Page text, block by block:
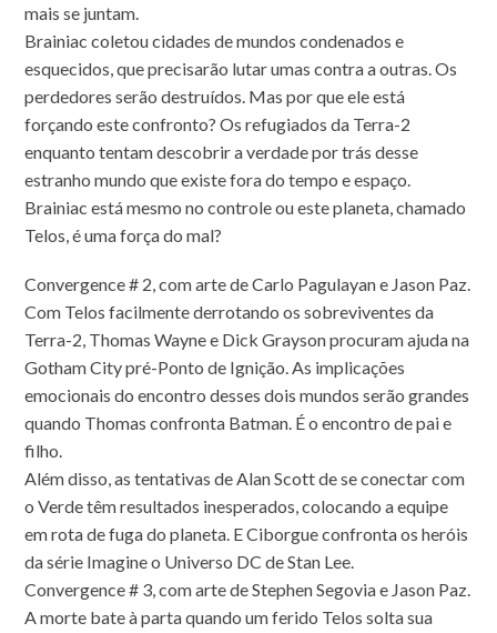
mais se juntam.
Brainiac coletou cidades de mundos condenados e
esquecidos, que precisarão lutar umas contra a outras. Os
perdedores serão destruídos. Mas por que ele está
forçando este confronto? Os refugiados da Terra-2
enquanto tentam descobrir a verdade por trás desse
estranho mundo que existe fora do tempo e espaço.
Brainiac está mesmo no controle ou este planeta, chamado
Telos, é uma força do mal?
Convergence # 2, com arte de Carlo Pagulayan e Jason Paz.
Com Telos facilmente derrotando os sobreviventes da
Terra-2, Thomas Wayne e Dick Grayson procuram ajuda na
Gotham City pré-Ponto de Ignição. As implicações
emocionais do encontro desses dois mundos serão grandes
quando Thomas confronta Batman. É o encontro de pai e
filho.
Além disso, as tentativas de Alan Scott de se conectar com
o Verde têm resultados inesperados, colocando a equipe
em rota de fuga do planeta. E Ciborgue confronta os heróis
da série Imagine o Universo DC de Stan Lee.
Convergence # 3, com arte de Stephen Segovia e Jason Paz.
A morte bate à parta quando um ferido Telos solta sua